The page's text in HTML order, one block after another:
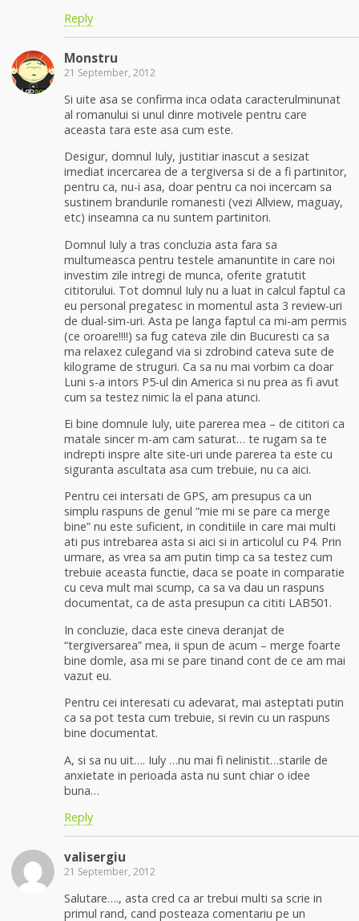
Reply
Monstru
21 September, 2012
Si uite asa se confirma inca odata caracterulminunat
al romanului si unul dinre motivele pentru care
aceasta tara este asa cum este.
Desigur, domnul Iuly, justitiar inascut a sesizat
imediat incercarea de a tergiversa si de a fi partinitor,
pentru ca, nu-i asa, doar pentru ca noi incercam sa
sustinem brandurile romanesti (vezi Allview, maguay,
etc) inseamna ca nu suntem partinitori.
Domnul Iuly a tras concluzia asta fara sa
multumeasca pentru testele amanuntite in care noi
investim zile intregi de munca, oferite gratutit
cititorului. Tot domnul Iuly nu a luat in calcul faptul ca
eu personal pregatesc in momentul asta 3 review-uri
de dual-sim-uri. Asta pe langa faptul ca mi-am permis
(ce oroare!!!!) sa fug cateva zile din Bucuresti ca sa
ma relaxez culegand via si zdrobind cateva sute de
kilograme de struguri. Ca sa nu mai vorbim ca doar
Luni s-a intors P5-ul din America si nu prea as fi avut
cum sa testez nimic la el pana atunci.
Ei bine domnule Iuly, uite parerea mea – de cititori ca
matale sincer m-am cam saturat… te rugam sa te
indrepti inspre alte site-uri unde parerea ta este cu
siguranta ascultata asa cum trebuie, nu ca aici.
Pentru cei intersati de GPS, am presupus ca un
simplu raspuns de genul “mie mi se pare ca merge
bine” nu este suficient, in conditiile in care mai multi
ati pus intrebarea asta si aici si in articolul cu P4. Prin
urmare, as vrea sa am putin timp ca sa testez cum
trebuie aceasta functie, daca se poate in comparatie
cu ceva mult mai scump, ca sa va dau un raspuns
documentat, ca de asta presupun ca cititi LAB501.
In concluzie, daca este cineva deranjat de
“tergiversarea” mea, ii spun de acum – merge foarte
bine domle, asa mi se pare tinand cont de ce am mai
vazut eu.
Pentru cei interesati cu adevarat, mai asteptati putin
ca sa pot testa cum trebuie, si revin cu un raspuns
bine documentat.
A, si sa nu uit…. Iuly …nu mai fi nelinistit…starile de
anxietate in perioada asta nu sunt chiar o idee
buna…
Reply
valisergiu
21 September, 2012
Salutare…., asta cred ca ar trebui multi sa scrie in
primul rand, cand posteaza comentariu pe un